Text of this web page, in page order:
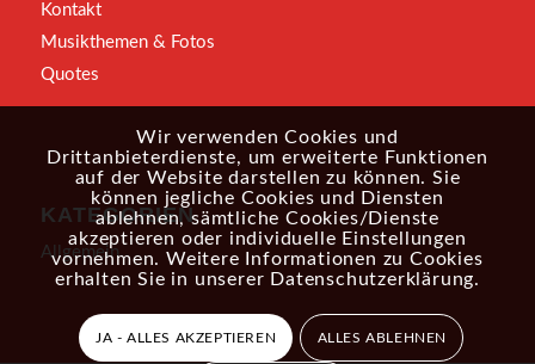
Kontakt
Musikthemen & Fotos
Quotes
KATEGORIEN
Allgemein
Wir verwenden Cookies und
Drittanbieterdienste, um erweiterte Funktionen
auf der Website darstellen zu können. Sie
können jegliche Cookies und Diensten
ablehnen, sämtliche Cookies/Dienste
akzeptieren oder individuelle Einstellungen
vornehmen. Weitere Informationen zu Cookies
erhalten Sie in unserer Datenschutzerklärung.
JA - ALLES AKZEPTIEREN ALLES ABLEHNEN